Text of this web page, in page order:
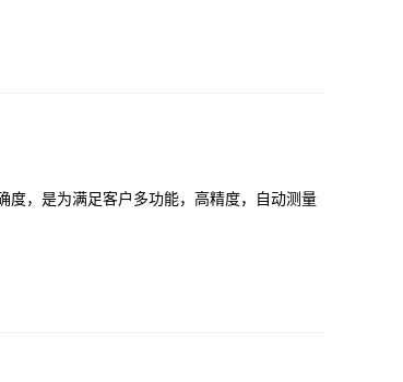
度，是为满足客户多功能，高精度，自动测量